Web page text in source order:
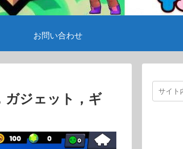
お問い合わせ
ガジェット，ギ